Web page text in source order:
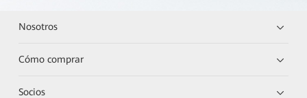
Nosotros
Cómo comprar
Socios